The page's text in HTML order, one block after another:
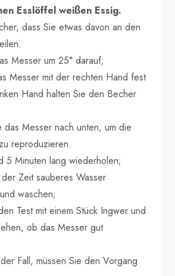
Esslöffel weißen Essig.
dass Sie etwas davon an den
Messer um 25° darauf;
Messer mit der rechten Hand fest
Hand halten Sie den Becher
das Messer nach unten, um die
reproduzieren.
5 Minuten lang wiederholen;
Zeit sauberes Wasser
waschen;
Test mit einem Stück Ingwer und
ob das Messer gut
Fall, müssen Sie den Vorgang